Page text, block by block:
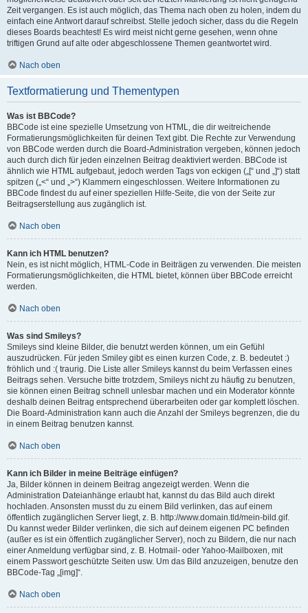
Zeit vergangen. Es ist auch möglich, das Thema nach oben zu holen, indem du
einfach eine Antwort darauf schreibst. Stelle jedoch sicher, dass du die Regeln
dieses Boards beachtest! Es wird meist nicht gerne gesehen, wenn ohne
triftigen Grund auf alte oder abgeschlossene Themen geantwortet wird.
Nach oben
Textformatierung und Thementypen
Was ist BBCode?
BBCode ist eine spezielle Umsetzung von HTML, die dir weitreichende
Formatierungsmöglichkeiten für deinen Text gibt. Die Rechte zur Verwendung
von BBCode werden durch die Board-Administration vergeben, können jedoch
auch durch dich für jeden einzelnen Beitrag deaktiviert werden. BBCode ist
ähnlich wie HTML aufgebaut, jedoch werden Tags von eckigen („[“ und „]“) statt
spitzen („<“ und „>“) Klammern eingeschlossen. Weitere Informationen zu
BBCode findest du auf einer speziellen Hilfe-Seite, die von der Seite zur
Beitragserstellung aus zugänglich ist.
Nach oben
Kann ich HTML benutzen?
Nein, es ist nicht möglich, HTML-Code in Beiträgen zu verwenden. Die meisten
Formatierungsmöglichkeiten, die HTML bietet, können über BBCode erreicht
werden.
Nach oben
Was sind Smileys?
Smileys sind kleine Bilder, die benutzt werden können, um ein Gefühl
auszudrücken. Für jeden Smiley gibt es einen kurzen Code, z. B. bedeutet :)
fröhlich und :( traurig. Die Liste aller Smileys kannst du beim Verfassen eines
Beitrags sehen. Versuche bitte trotzdem, Smileys nicht zu häufig zu benutzen,
sie können einen Beitrag schnell unlesbar machen und ein Moderator könnte
deshalb deinen Beitrag entsprechend überarbeiten oder gar komplett löschen.
Die Board-Administration kann auch die Anzahl der Smileys begrenzen, die du
in einem Beitrag benutzen kannst.
Nach oben
Kann ich Bilder in meine Beiträge einfügen?
Ja, Bilder können in deinem Beitrag angezeigt werden. Wenn die
Administration Dateianhänge erlaubt hat, kannst du das Bild auch direkt
hochladen. Ansonsten musst du zu einem Bild verlinken, das auf einem
öffentlich zugänglichen Server liegt, z. B. http://www.domain.tld/mein-bild.gif.
Du kannst weder Bilder verlinken, die sich auf deinem eigenen PC befinden
(außer es ist ein öffentlich zugänglicher Server), noch zu Bildern, die nur nach
einer Anmeldung verfügbar sind, z. B. Hotmail- oder Yahoo-Mailboxen, mit
einem Passwort geschützte Seiten usw. Um das Bild anzuzeigen, benutze den
BBCode-Tag „[img]“.
Nach oben